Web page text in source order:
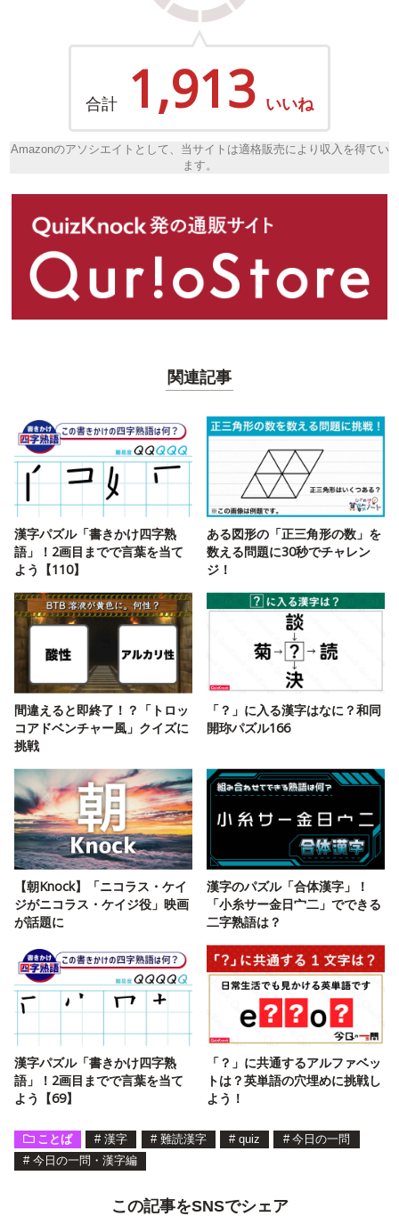
合計 1,913 いいね
Amazonのアソシエイトとして、当サイトは適格販売により収入を得てい
ます。
関連記事
漢字パズル「書きかけ四字熟
語」！2画目までで言葉を当て
よう【110】
ある図形の「正三角形の数」を
数える問題に30秒でチャレン
ジ！
間違えると即終了！？「トロッ
コアドベンチャー風」クイズに
挑戦
「？」に入る漢字はなに？和同
開珎パズル166
【朝Knock】「ニコラス・ケイ
ジがニコラス・ケイジ役」映画
が話題に
漢字のパズル「合体漢字」！
「小糸サー金日宀二」でできる
二字熟語は？
漢字パズル「書きかけ四字熟
語」！2画目までで言葉を当て
よう【69】
「？」に共通するアルファベッ
トは？英単語の穴埋めに挑戦し
よう！
ことば # 漢字 # 難読漢字 # quiz # 今日の一問
# 今日の一問・漢字編
この記事をSNSでシェア